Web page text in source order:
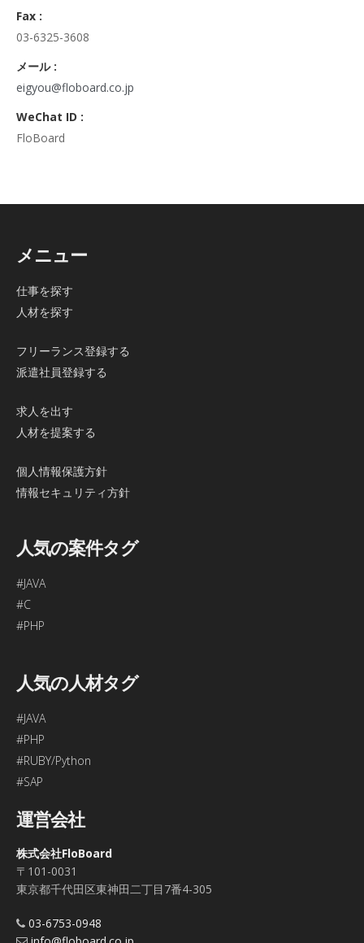
メールアドレス: info@floboard.co.jp TEL: 03-6753-0948
ールデンウィークを除く)
6. 個人情報における任意性について
個人情報のご提供は、ご本人の任意です。ただし、必須項目を
ご入力頂けない場合は本フォームをご利用頂けませんので、ご
了承ください。
Fax :
03-6325-3608
メール :
eigyou@floboard.co.jp
WeChat ID :
FloBoard
メニュー
仕事を探す
人材を探す
フリーランス登録する
派遣社員登録する
求人を出す
人材を提案する
個人情報保護方針
情報セキュリティ方針
人気の案件タグ
#JAVA
#C
#PHP
人気の人材タグ
#JAVA
#PHP
#RUBY/Python
#SAP
運営会社
株式会社FloBoard
〒101-0031
東京都千代田区東神田二丁目7番4-305
03-6753-0948